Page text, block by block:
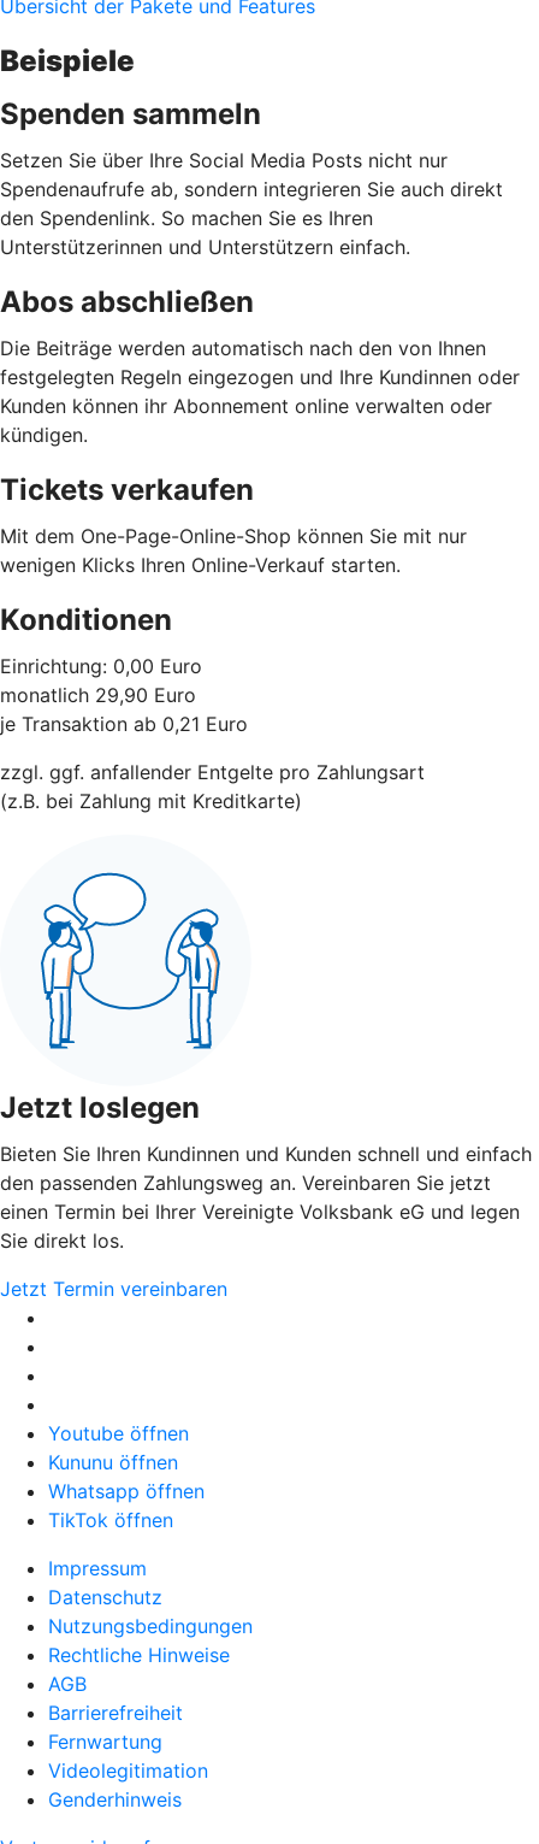
Übersicht der Pakete und Features
Beispiele
Spenden sammeln
Setzen Sie über Ihre Social Media Posts nicht nur
Spendenaufrufe ab, sondern integrieren Sie auch direkt
den Spendenlink. So machen Sie es Ihren
Unterstützerinnen und Unterstützern einfach.
Abos abschließen
Die Beiträge werden automatisch nach den von Ihnen
festgelegten Regeln eingezogen und Ihre Kundinnen oder
Kunden können ihr Abonnement online verwalten oder
kündigen.
Tickets verkaufen
Mit dem One-Page-Online-Shop können Sie mit nur
wenigen Klicks Ihren Online-Verkauf starten.
Konditionen
Einrichtung: 0,00 Euro
monatlich 29,90 Euro
je Transaktion ab 0,21 Euro
zzgl. ggf. anfallender Entgelte pro Zahlungsart
(z.B. bei Zahlung mit Kreditkarte)
Jetzt loslegen
Bieten Sie Ihren Kundinnen und Kunden schnell und einfach
den passenden Zahlungsweg an. Vereinbaren Sie jetzt
einen Termin bei Ihrer Vereinigte Volksbank eG und legen
Sie direkt los.
Jetzt Termin vereinbaren
Youtube öffnen
Kununu öffnen
Whatsapp öffnen
TikTok öffnen
Impressum
Datenschutz
Nutzungsbedingungen
Rechtliche Hinweise
AGB
Barrierefreiheit
Fernwartung
Videolegitimation
Genderhinweis